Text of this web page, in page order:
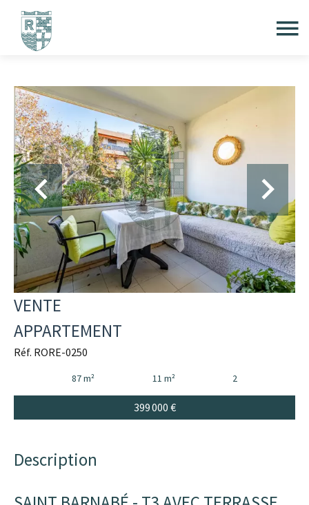
VENTE
APPARTEMENT
Réf. RORE-0250
87 m² 11 m² 2
399 000 €
Description